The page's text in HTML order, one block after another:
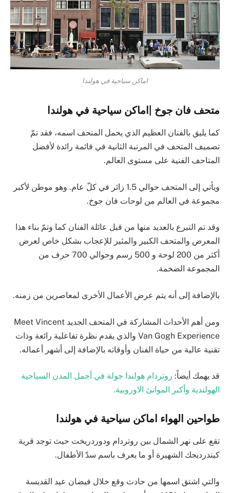
اماكن سياحية في هولندا
متحف فان جوخ |اماكن سياحية في هولندا
كما يليق بالفنان العظيم الذي يحمل المتحف اسمه، فقد تمّ
تصميف المتحف في المرتبة الثانية في قائمة رائدة لأفضل
المتاحف الفنية على مستوى العالم.
ويأتي إلى المتحف حوالي 1.5 زائر في كلّ عام. وهو موطن لأكبر
مجموعة في العالم من لوحات فان جوخ.
وقد تم التبرع بالعديد منها من قبل عائلة الفنان كما وتمّ بناء هذا
المعرض والمتحف الكبير والمثير للإعجاب بشكل خاص لعرض
أكثر من 200 لوحة و 500 رسم وحوالي 700 حرف من
المجموعة الضخمة.
بالإضافة إلى أنه يتم عرض الأعمال الأخرى لمعاصرين من زمنه.
ومن أهم الأحداث المشاركة في المتحف الجديد Meet Vincent
Van Gogh Experience والذي يقدم نظرة تفاعلية رائعة وذات
تقنية عالية من حياة الفنان وأوقاته بالإضافة إلى أشهر أعماله.
قد يهمك أيضاً: روتردام هولندا جولة في أجمل المدن السياحية
الهولندية وأكبر الموانئ الاوروبية.
طواحين الهواء اماكن سياحية في هولندا
تقع على نهر الشمال بين روتردام ودوردريخت حيث توجد قرية
كيندرديجك الشهيرة أو ما يعرف باسم سدّ الأطفال.
والتي اشتق اسمها من حادث وقع خلال فيضان عيد القديسة